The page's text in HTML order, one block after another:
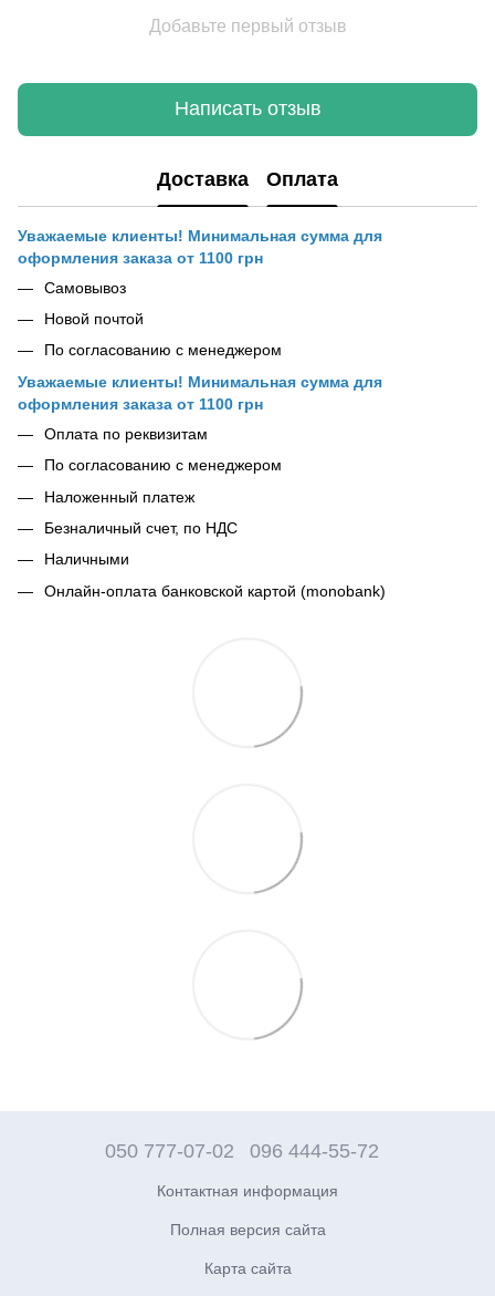
Добавьте первый отзыв
Написать отзыв
Доставка Оплата
Уважаемые клиенты! Минимальная сумма для
оформления заказа от 1100 грн
Самовывоз
Новой почтой
По согласованию с менеджером
Уважаемые клиенты! Минимальная сумма для
оформления заказа от 1100 грн
Оплата по реквизитам
По согласованию с менеджером
Наложенный платеж
Безналичный счет, по НДС
Наличными
Онлайн-оплата банковской картой (monobank)
050 777-07-02 096 444-55-72
Контактная информация
Полная версия сайта
Карта сайта